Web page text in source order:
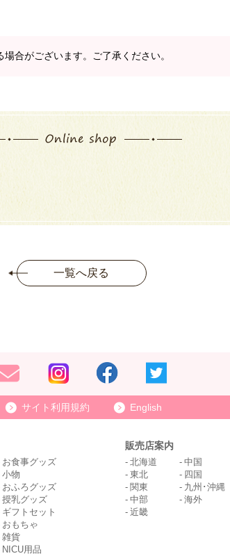
合がございます。ご了承ください。
一覧へ戻る
サイト利用規約 English
お食事グッズ
小物
おふろグッズ
授乳グッズ
ギフトセット
おもちゃ
雑貨
NICU用品
販売店案内
北海道
東北
関東
中部
近畿
中国
四国
九州･沖縄
海外